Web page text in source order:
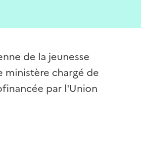
de la jeunesse
ministère chargé de
par l'Union